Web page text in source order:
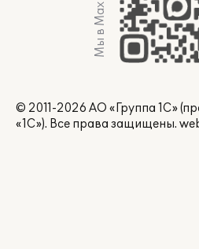
Мы в Max
© 2011-2026 АО «Группа 1С»
«1С»). Все права защищены.